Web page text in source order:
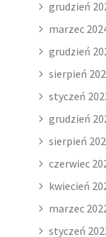
grudzień
marzec
grudzień
sierpień
styczeń
grudzień
sierpień
czerwiec
kwiecień
marzec
styczeń